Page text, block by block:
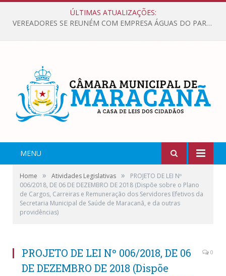
ÚLTIMAS ATUALIZAÇÕES:
VEREADORES SE REUNÉM COM EMPRESA ÁGUAS DO PARÁ, PARA APRESENTAR REIVINDICAÇÕES E MELHORIAS NA QUALIDADE DOS SERVIÇOS OFERECIDOS Á POPULAÇÃO.
MENU
Home » Atividades Legislativas »
PROJETO DE LEI Nº
006/2018, DE 06 DE DEZEMBRO DE 2018 (Dispõe sobre o Plano
de Cargos, Carreiras e Remuneração dos Servidores Efetivos da
Secretaria Municipal de Saúde de Maracanã, e da outras
providências)
PROJETO DE LEI Nº 006/2018, DE 06
DE DEZEMBRO DE 2018 (Dispõe
0